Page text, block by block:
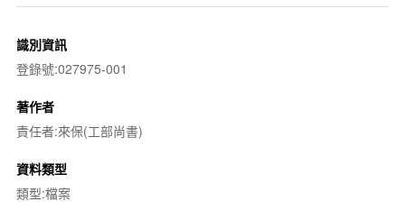
識別資訊
登錄號:027975-001
著作者
責任者:來保(工部尚書)
資料類型
類型:檔案